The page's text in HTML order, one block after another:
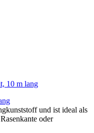
und ist ideal als
oder